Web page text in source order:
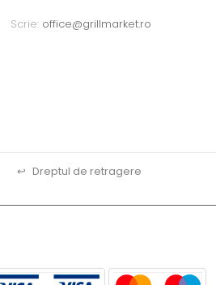
Scrie: office@grillmarket.ro
↩ Dreptul de retragere